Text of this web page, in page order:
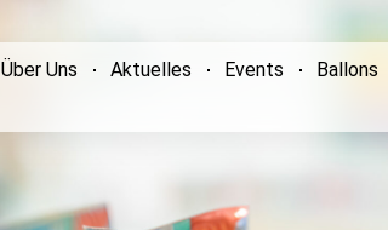
Über Uns Aktuelles Events Ballons